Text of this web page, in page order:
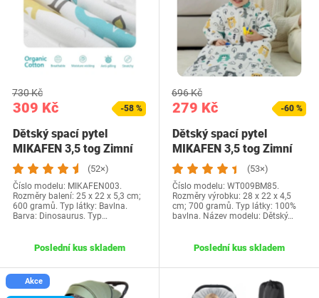
309 Kč
730 Kč
-58 %
Dětský spací pytel
MIKAFEN 3,5 tog Zimní
spací pytel Dětské…
(52×)
Číslo modelu: MIKAFEN003.
Rozměry balení: 25 x 22 x 5,3 cm;
600 gramů. Typ látky: Bavlna.
Barva: Dinosaurus. Typ…
Poslední kus skladem
279 Kč
696 Kč
-60 %
Dětský spací pytel
MIKAFEN 3,5 tog Zimní
spací pytel Dětské…
(53×)
Číslo modelu: WT009BM85.
Rozměry výrobku: 28 x 22 x 4,5
cm; 700 gramů. Typ látky: 100%
bavlna. Název modelu: Dětský…
Poslední kus skladem
Akce